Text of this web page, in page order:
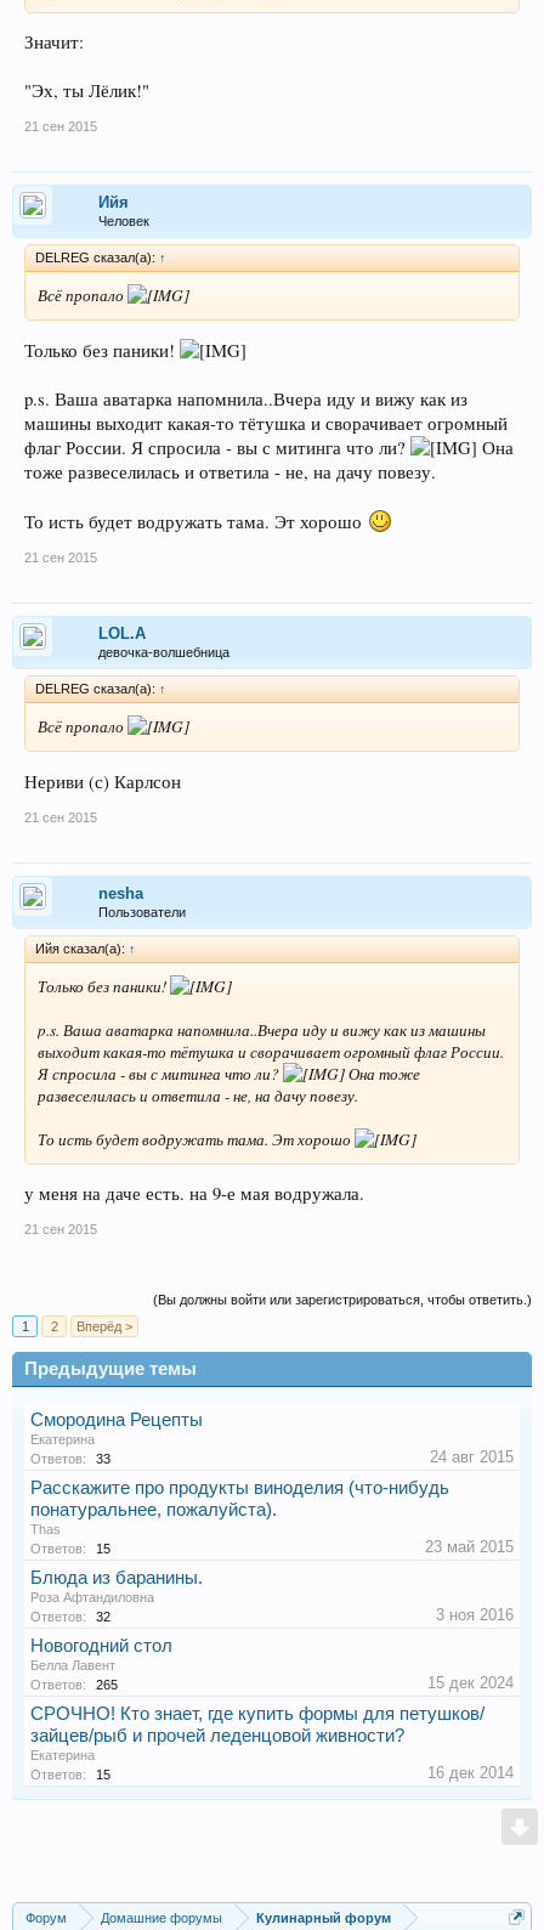
Значит:
"Эх, ты Лёлик!"
21 сен 2015
Ийя
Человек
DELREG сказал(а): ↑
Всё пропало
Только без паники!
p.s. Ваша аватарка напомнила..Вчера иду и вижу как из
машины выходит какая-то тётушка и сворачивает огромный
флаг России. Я спросила - вы с митинга что ли?
Она
тоже развеселилась и ответила - не, на дачу повезу.
То исть будет водружать тама. Эт хорошо
21 сен 2015
LOL.A
девочка-волшебница
DELREG сказал(а): ↑
Всё пропало
Нериви (с) Карлсон
21 сен 2015
nesha
Пользователи
Ийя сказал(а): ↑
Только без паники!
p.s. Ваша аватарка напомнила..Вчера иду и вижу как из машины
выходит какая-то тётушка и сворачивает огромный флаг России.
Я спросила - вы с митинга что ли?
Она тоже
развеселилась и ответила - не, на дачу повезу.
То исть будет водружать тама. Эт хорошо
у меня на даче есть. на 9-е мая водружала.
21 сен 2015
(Вы должны войти или зарегистрироваться, чтобы ответить.)
1
2 Вперёд >
Предыдущие темы
Смородина Рецепты
Екатерина
Ответов:
33 24 авг 2015
Расскажите про продукты виноделия (что-нибудь
понатуральнее, пожалуйста).
Thas
Ответов:
15 23 май 2015
Блюда из баранины.
Роза Афтандиловна
Ответов:
32 3 ноя 2016
Новогодний стол
Белла Лавент
Ответов:
265 15 дек 2024
СРОЧНО! Кто знает, где купить формы для петушков/
зайцев/рыб и прочей леденцовой живности?
Екатерина
Ответов:
15 16 дек 2014
Форум Домашние форумы Кулинарный форум